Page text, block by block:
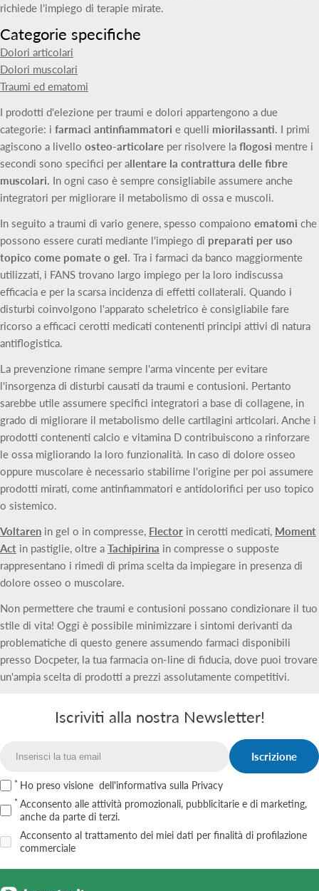
richiede l'impiego di terapie mirate.
Categorie specifiche
Dolori articolari
Dolori muscolari
Traumi ed ematomi
I prodotti d'elezione per traumi e dolori appartengono a due
categorie: i farmaci antinfiammatori e quelli miorilassanti. I primi
agiscono a livello osteo-articolare per risolvere la flogosi mentre i
secondi sono specifici per allentare la contrattura delle fibre
muscolari. In ogni caso è sempre consigliabile assumere anche
integratori per migliorare il metabolismo di ossa e muscoli.
In seguito a traumi di vario genere, spesso compaiono ematomi che
possono essere curati mediante l'impiego di preparati per uso
topico come pomate o gel. Tra i farmaci da banco maggiormente
utilizzati, i FANS trovano largo impiego per la loro indiscussa
efficacia e per la scarsa incidenza di effetti collaterali. Quando i
disturbi coinvolgono l'apparato scheletrico è consigliabile fare
ricorso a efficaci cerotti medicati contenenti principi attivi di natura
antiflogistica.
La prevenzione rimane sempre l'arma vincente per evitare
l'insorgenza di disturbi causati da traumi e contusioni. Pertanto
sarebbe utile assumere specifici integratori a base di collagene, in
grado di migliorare il metabolismo delle cartilagini articolari. Anche i
prodotti contenenti calcio e vitamina D contribuiscono a rinforzare
le ossa migliorando la loro funzionalità. In caso di dolore osseo
oppure muscolare è necessario stabilirne l'origine per poi assumere
prodotti mirati, come antinfiammatori e antidolorifici per uso topico
o sistemico.
Voltaren in gel o in compresse, Flector in cerotti medicati, Moment
Act in pastiglie, oltre a Tachipirina in compresse o supposte
rappresentano i rimedi di prima scelta da impiegare in presenza di
dolore osseo o muscolare.
Non permettere che traumi e contusioni possano condizionare il tuo
stile di vita! Oggi è possibile minimizzare i sintomi derivanti da
problematiche di questo genere assumendo farmaci disponibili
presso Docpeter, la tua farmacia on-line di fiducia, dove puoi trovare
un'ampia scelta di prodotti a prezzi assolutamente competitivi.
Iscriviti alla nostra Newsletter!
Iscrizione
Ho preso visione dell'informativa sulla Privacy
Acconsento alle attività promozionali, pubblicitarie e di marketing,
anche da parte di terzi.
Acconsento al trattamento dei miei dati per finalità di profilazione
commerciale